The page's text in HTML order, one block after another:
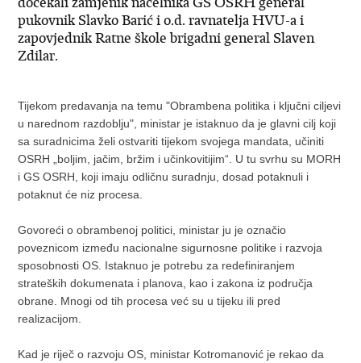
pukovnik Slavko Barić i o.d. ravnatelja HVU-a i
zapovjednik Ratne škole brigadni general Slaven
Zdilar.
Tijekom predavanja na temu "Obrambena politika i ključni ciljevi
u narednom razdoblju", ministar je istaknuo da je glavni cilj koji
sa suradnicima želi ostvariti tijekom svojega mandata, učiniti
OSRH „boljim, jačim, bržim i učinkovitijim“. U tu svrhu su MORH
i GS OSRH, koji imaju odličnu suradnju, dosad potaknuli i
potaknut će niz procesa.
Govoreći o obrambenoj politici, ministar ju je označio
poveznicom između nacionalne sigurnosne politike i razvoja
sposobnosti OS. Istaknuo je potrebu za redefiniranjem
strateških dokumenata i planova, kao i zakona iz područja
obrane. Mnogi od tih procesa već su u tijeku ili pred
realizacijom.
Kad je riječ o razvoju OS, ministar Kotromanović je rekao da